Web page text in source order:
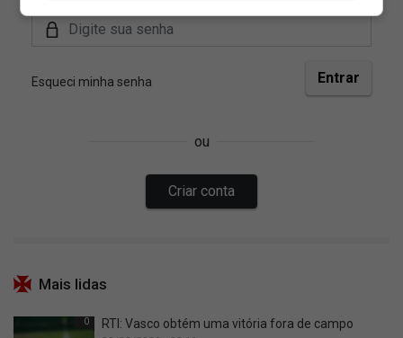
Mais lidas
0 RTI: Vasco obtém uma vitória fora de campo